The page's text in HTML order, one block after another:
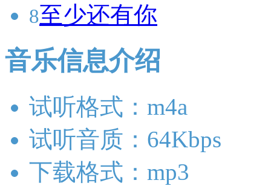
8至少还有你
音乐信息介绍
试听格式：m4a
试听音质：64Kbps
下载格式：mp3